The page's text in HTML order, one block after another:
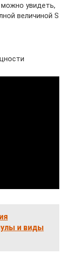
увидеть,
величиной S
и виды